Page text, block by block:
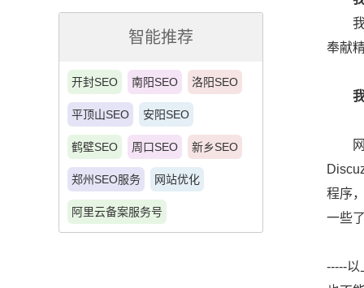
智能推荐
开封SEO 南阳SEO 洛阳SEO
平顶山SEO 安阳SEO
鹤壁SEO 周口SEO 新乡SEO
郑州SEO服务 网站优化
阿里云备案服务号
我不
奉献
网站
程序
一些
-----以